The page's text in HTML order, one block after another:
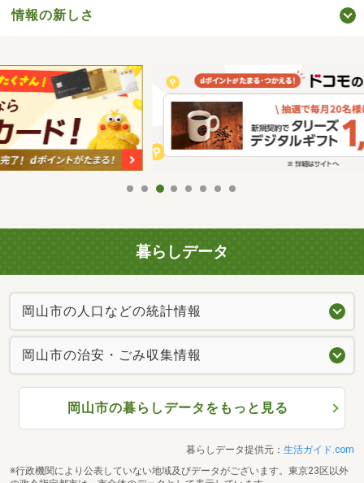
情報の新しさ
暮らしデータ
岡山市の人口などの統計情報
岡山市の治安・ごみ収集情報
岡山市の暮らしデータをもっと見る
暮らしデータ提供元： 生活ガイド.com
※行政機関により公表していない地域及びデータがございます。東京23区以外